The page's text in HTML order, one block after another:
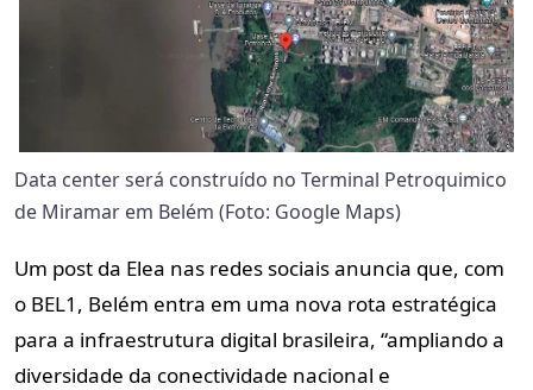
Data center será construído no Terminal Petroquimico
de Miramar em Belém (Foto: Google Maps)
Um post da Elea nas redes sociais anuncia que, com
o BEL1, Belém entra em uma nova rota estratégica
para a infraestrutura digital brasileira, “ampliando a
diversidade da conectividade nacional e